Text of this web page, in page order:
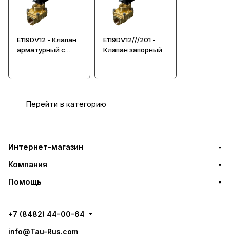
E119DV12 - Клапан
арматурный с
E119DV12///201 -
Клапан запорный
Перейти в категорию
Интернет-магазин
Компания
Помощь
+7 (8482) 44-00-64
info@Tau-Rus.com